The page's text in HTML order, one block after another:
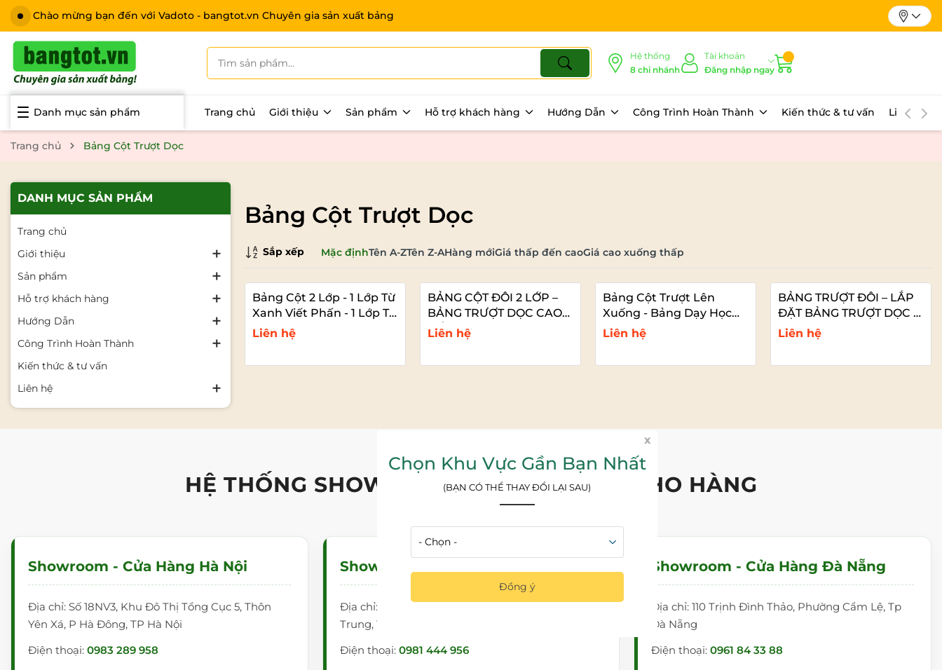
Chào mừng bạn đến với Vadoto - bangtot.vn Chuyên gia sản xuất bảng
Hệ thống
8 chi nhánh
Tài khoản
Đăng nhập ngay
Danh mục sản phẩm Trang chủ Giới thiệu Sản phẩm Hỗ trợ khách hàng Hướng Dẫn Công Trình Hoàn Thành Kiến thức & tư vấn Liên hệ
Trang chủ Bảng Cột Trượt Dọc
DANH MỤC SẢN PHẨM
Trang chủ
Giới thiệu
Sản phẩm
Hỗ trợ khách hàng
Hướng Dẫn
Công Trình Hoàn Thành
Kiến thức & tư vấn
Liên hệ
Bảng Cột Trượt Dọc
Sắp xếp Mặc địnhTên A-ZTên Z-AHàng mớiGiá thấp đến caoGiá cao xuống thấp
Bảng Cột 2 Lớp - 1 Lớp Từ
Xanh Viết Phấn - 1 Lớp Từ
Xanh Viết Bút
Liên hệ
BẢNG CỘT ĐÔI 2 LỚP –
BẢNG TRƯỢT DỌC CAO
CẤP CHO TRƯỜNG HỌC
Liên hệ
Bảng Cột Trượt Lên
Xuống - Bảng Dạy Học
Cao Cấp
Liên hệ
BẢNG TRƯỢT ĐÔI – LẮP
ĐẶT BẢNG TRƯỢT DỌC 2
LỚP
Liên hệ
HỆ THỐNG SHOWROOM - CỬA HÀNG - KHO HÀNG
Showroom - Cửa Hàng Hà Nội
Địa chỉ: Số 18NV3, Khu Đô Thị Tổng Cục 5, Thôn
Yên Xá, P Hà Đông, TP Hà Nội
Điện thoại: 0983 289 958
Showroom - Cửa Hàng Hồ Chí Minh
Địa chỉ: 363/21 Đường Bình Lợi, Phường Bình Lợi
Trung, Tp Hồ Chí Minh
Điện thoại: 0981 444 956
Showroom - Cửa Hàng Đà Nẵng
Địa chỉ: 110 Trịnh Đình Thảo, Phường Cẩm Lệ, Tp
Đà Nẵng
Điện thoại:0961 84 33 88
x
Chọn Khu Vực Gần Bạn Nhất
(BẠN CÓ THỂ THAY ĐỔI LẠI SAU)
Đồng ý